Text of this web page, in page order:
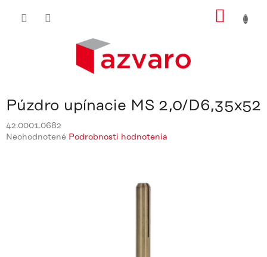
Púzdro upínacie MS 2,0/D6,35x52
42.0001.0682
Priemerné
Neohodnotené Podrobnosti hodnotenia